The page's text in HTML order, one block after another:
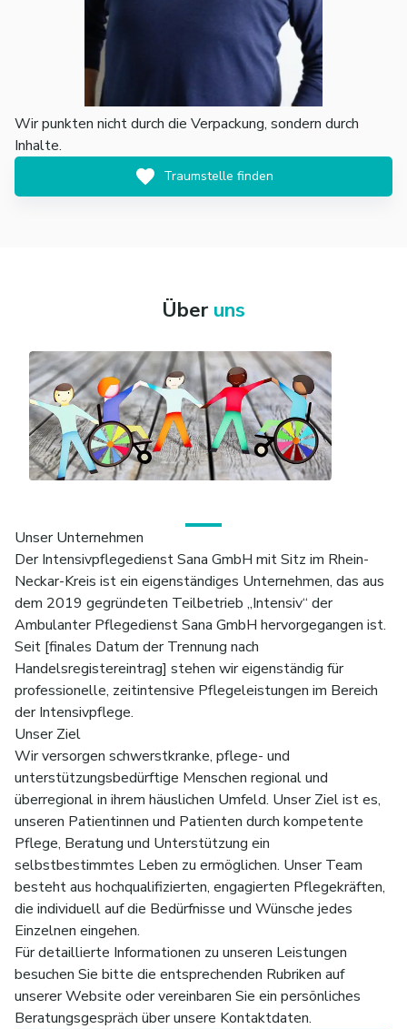
Wir punkten nicht durch die Verpackung, sondern durch
Inhalte.
Traumstelle finden
Über uns
Unser Unternehmen
Der Intensivpflegedienst Sana GmbH mit Sitz im Rhein-
Neckar-Kreis ist ein eigenständiges Unternehmen, das aus
dem 2019 gegründeten Teilbetrieb „Intensiv“ der
Ambulanter Pflegedienst Sana GmbH hervorgegangen ist.
Seit [finales Datum der Trennung nach
Handelsregistereintrag] stehen wir eigenständig für
professionelle, zeitintensive Pflegeleistungen im Bereich
der Intensivpflege.
Unser Ziel
Wir versorgen schwerstkranke, pflege- und
unterstützungsbedürftige Menschen regional und
überregional in ihrem häuslichen Umfeld. Unser Ziel ist es,
unseren Patientinnen und Patienten durch kompetente
Pflege, Beratung und Unterstützung ein
selbstbestimmtes Leben zu ermöglichen. Unser Team
besteht aus hochqualifizierten, engagierten Pflegekräften,
die individuell auf die Bedürfnisse und Wünsche jedes
Einzelnen eingehen.
Für detaillierte Informationen zu unseren Leistungen
besuchen Sie bitte die entsprechenden Rubriken auf
unserer Website oder vereinbaren Sie ein persönliches
Beratungsgespräch über unsere Kontaktdaten.